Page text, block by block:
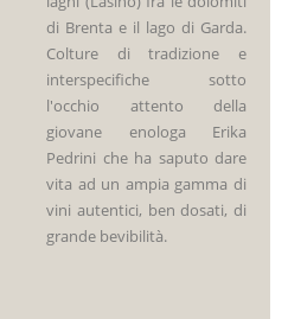
di Brenta e il lago di Garda.
Colture di tradizione e
interspecifiche sotto
l'occhio attento della
giovane enologa Erika
Pedrini che ha saputo dare
vita ad un ampia gamma di
vini autentici, ben dosati, di
grande bevibilità.